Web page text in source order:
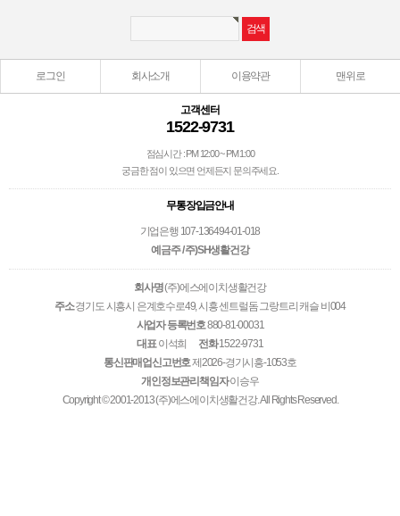
로그인 회사소개 이용약관 맨위로
고객센터
1522-9731
점심시간 : PM 12:00 ~ PM 1:00
궁금한 점이 있으면 언제든지 문의주세요.
무통장입금안내
기업은행 107-136494-01-018
예금주 / 주)SH생활건강
회사명(주)에스에이치생활건강
주소경기도 시흥시 은계호수로49, 시흥 센트럴돔 그랑트리 캐슬 비004
사업자 등록번호880-81-00031
대표이석희 전화1522-9731
통신판매업신고번호제2026-경기시흥-1053호
개인정보관리책임자이승우
Copyright © 2001-2013 (주)에스에이치생활건강. All Rights Reserved.